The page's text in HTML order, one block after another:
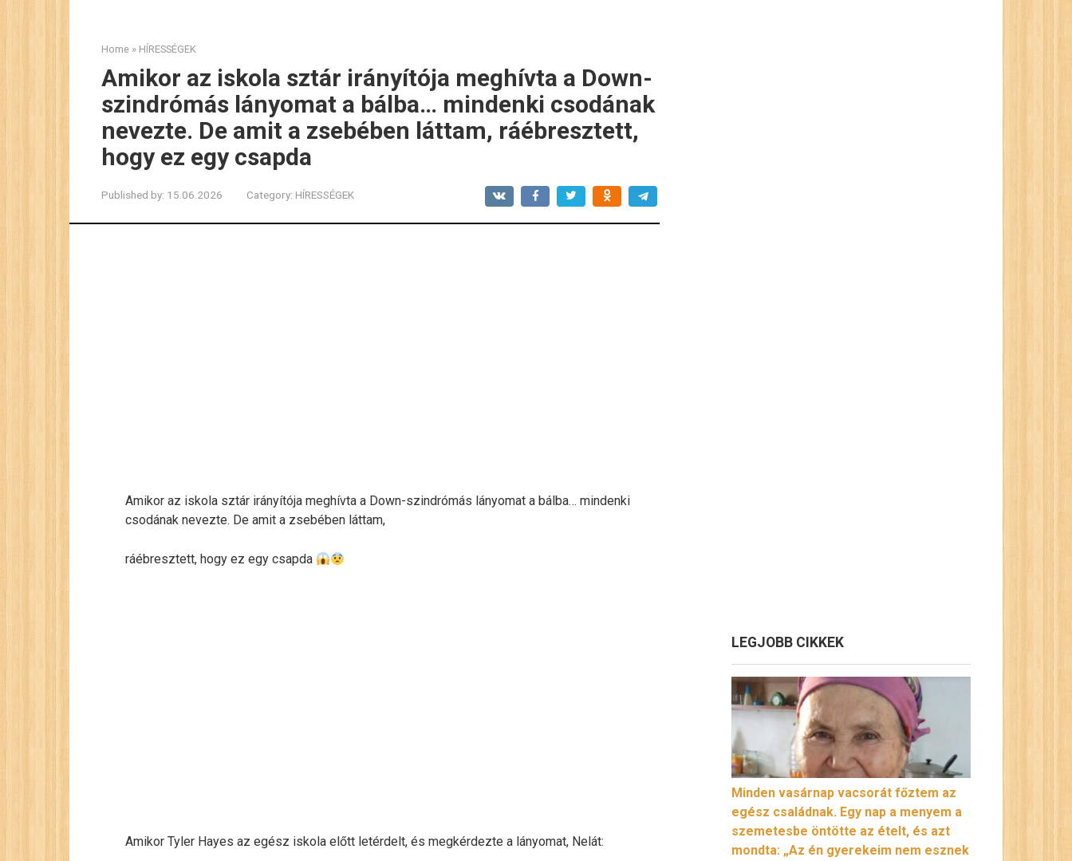
Home » HÍRESSÉGEK
Amikor az iskola sztár irányítója meghívta a Down-
szindrómás lányomat a bálba… mindenki csodának
nevezte. De amit a zsebében láttam, ráébresztett,
hogy ez egy csapda
Published by: 15.06.2026 Category: HÍRESSÉGEK
Amikor az iskola sztár irányítója meghívta a Down-szindrómás lányomat a bálba… mindenki
csodának nevezte. De amit a zsebében láttam,
ráébresztett, hogy ez egy csapda
Amikor Tyler Hayes az egész iskola előtt letérdelt, és megkérdezte a lányomat, Nelát:
LEGJOBB CIKKEK
Minden vasárnap vacsorát főztem az
egész családnak. Egy nap a menyem a
szemetesbe öntötte az ételt, és azt
mondta: „Az én gyerekeim nem esznek